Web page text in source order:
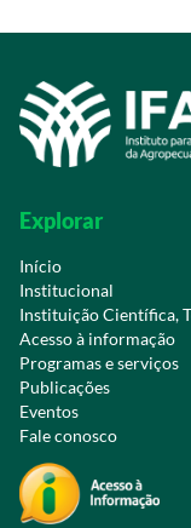
Explorar
Início
Institucional
Instituição Científica,
Acesso à informação
Programas e serviços
Publicações
Eventos
Fale conosco